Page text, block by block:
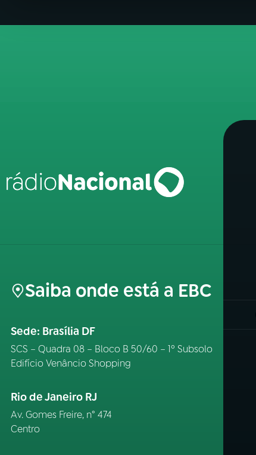
Saiba onde está a EBC
Sede: Brasília DF
SCS – Quadra 08 – Bloco B 50/60 – 1º Subsolo
Edifício Venâncio Shopping
Rio de Janeiro RJ
Av. Gomes Freire, n° 474
Centro